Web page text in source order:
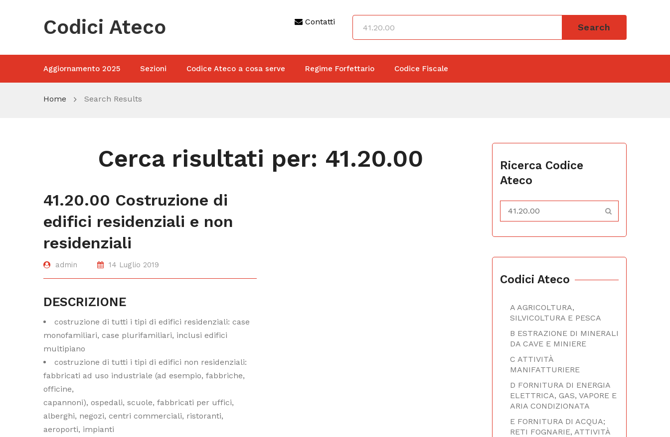
Codici Ateco Contatti
Search
Aggiornamento 2025 Sezioni Codice Ateco a cosa serve Regime Forfettario Codice Fiscale
Home Search Results
Cerca risultati per: 41.20.00
41.20.00 Costruzione di
edifici residenziali e non
residenziali
admin 14 Luglio 2019
DESCRIZIONE
costruzione di tutti i tipi di edifici residenziali: case
monofamiliari, case plurifamiliari, inclusi edifici
multipiano
costruzione di tutti i tipi di edifici non residenziali:
fabbricati ad uso industriale (ad esempio, fabbriche,
officine,
capannoni), ospedali, scuole, fabbricati per uffici,
alberghi, negozi, centri commerciali, ristoranti,
aeroporti, impianti
Ricerca Codice
Ateco
Codici Ateco
A AGRICOLTURA,
SILVICOLTURA E PESCA
B ESTRAZIONE DI MINERALI
DA CAVE E MINIERE
C ATTIVITÀ
MANIFATTURIERE
D FORNITURA DI ENERGIA
ELETTRICA, GAS, VAPORE E
ARIA CONDIZIONATA
E FORNITURA DI ACQUA;
RETI FOGNARIE, ATTIVITÀ